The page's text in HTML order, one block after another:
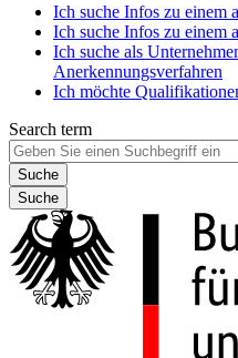
Ich suche Infos zu einem
Ich suche Infos zu einem
Ich suche als
Anerkennungsverfahren
Ich möchte
Search term
Suche